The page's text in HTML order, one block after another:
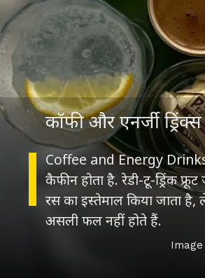
Coffee and Energy
कैफीन होता है. रेडी-टू-ड्रिंक
रस का इस्तेमाल किया जाता
असली फल नहीं होते हैं.
कॉफी और एनर्जी ड्रिंक्स